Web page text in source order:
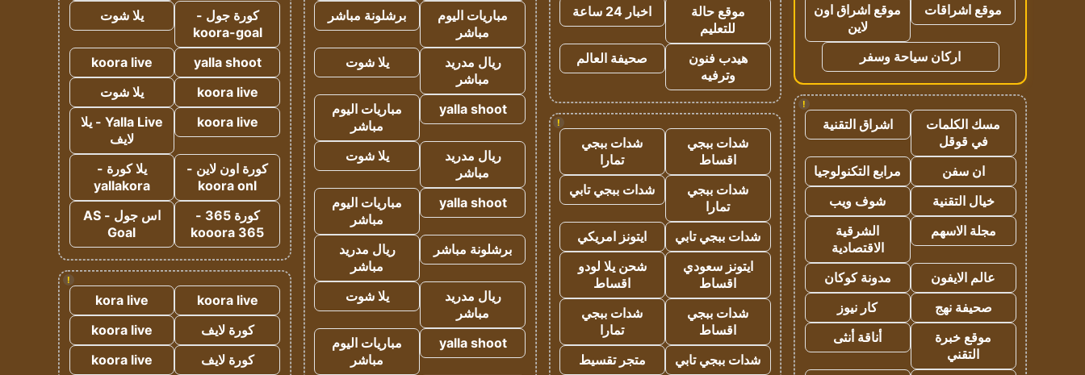
موقع اشراقات
موقع اشراق اون
لاين
اركان سياحة وسفر
!
مسك الكلمات
في قوقل
اشراق التقنية
ان سفن
مرابع التكنولوجيا
خيال التقنية
شوف ويب
مجلة الاسهم
الشرقية
الاقتصادية
عالم الايفون
مدونة كوكان
صحيفة نهج
كار نيوز
موقع خبرة
التقني
أناقة أنثى
موقع حالة
للتعليم
اخبار 24 ساعة
هيدب فنون
وترفيه
صحيفة العالم
!
شدات ببجي
اقساط
شدات ببجي
تمارا
شدات ببجي
تمارا
شدات ببجي تابي
شدات ببجي تابي
ايتونز امريكي
ايتونز سعودي
اقساط
شحن يلا لودو
اقساط
شدات ببجي
اقساط
شدات ببجي
تمارا
شدات ببجي تابي
متجر تقسيط
مباريات اليوم
مباشر
برشلونة مباشر
ريال مدريد
مباشر
يلا شوت
yalla shoot
مباريات اليوم
مباشر
ريال مدريد
مباشر
يلا شوت
yalla shoot
مباريات اليوم
مباشر
برشلونة مباشر
ريال مدريد
مباشر
ريال مدريد
مباشر
يلا شوت
yalla shoot
مباريات اليوم
مباشر
كورة جول -
koora-goal
يلا شوت
yalla shoot
koora live
koora live
يلا شوت
koora live
Yalla Live - يلا
لايف
كورة اون لاين -
koora onl
يلا كورة -
yallakora
كورة 365 -
kooora 365
اس جول - AS
Goal
!
koora live
kora live
كورة لايف
koora live
كورة لايف
koora live